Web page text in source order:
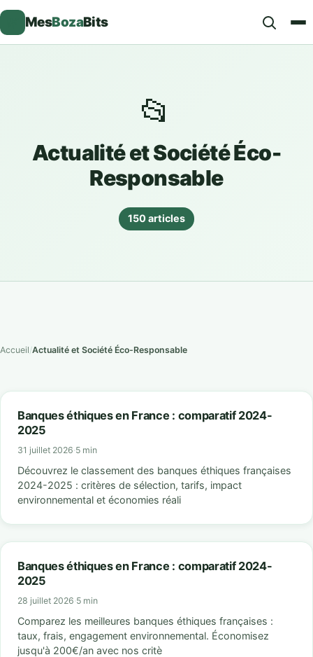
MesBozaBits
📂
Actualité et Société Éco-
Responsable
150 articles
Accueil/Actualité et Société Éco-Responsable
Banques éthiques en France : comparatif 2024-
2025
31 juillet 2026·5 min
Découvrez le classement des banques éthiques françaises
2024-2025 : critères de sélection, tarifs, impact
environnemental et économies réali
Banques éthiques en France : comparatif 2024-
2025
28 juillet 2026·5 min
Comparez les meilleures banques éthiques françaises :
taux, frais, engagement environnemental. Économisez
jusqu'à 200€/an avec nos critè